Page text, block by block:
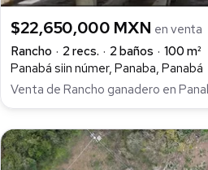
$22,650,000 MXN en venta
Rancho
2 recs. 2 baños
100 m²
Panabá siin númer, Panaba, Panabá
Venta de Rancho ganadero en